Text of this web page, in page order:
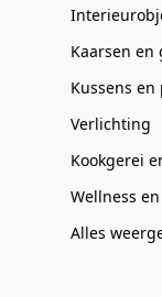
Kaarsen en
Kussens en
Verlichting
Kookgerei
Wellness
Alles